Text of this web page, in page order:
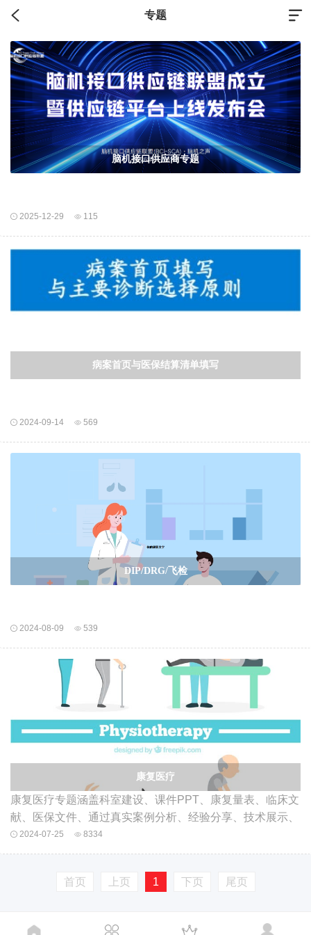
专题
脑机接口供应商专题
2025-12-29 115
病案首页与医保结算清单填写
2024-09-14 569
DIP/DRG/飞检
2024-08-09 539
康复医疗
康复医疗专题涵盖科室建设、课件PPT、康复量表、临床文
献、医保文件、通过真实案例分析、经验分享、技术展示、
职业提升和患者宣教等，致力于提升护理服务质量和护理人
员的专业能力。在这里，你将发现护理领域的最新研究、管
理策略、创新实践和人文关怀，共同推动护理学科的发展和
2024-07-25 8334
首页 上页 1 下页 尾页